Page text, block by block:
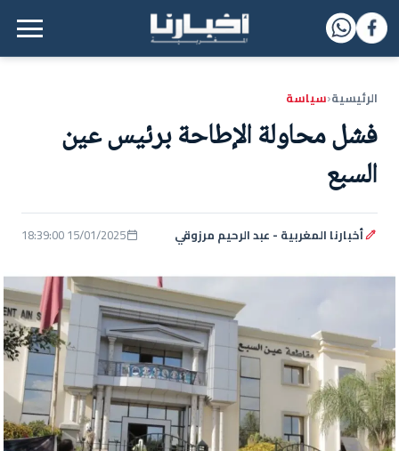
القائمة الرئيسية
الرئيسية‹سياسة
فشل محاولة الإطاحة برئيس عين
السبع
أخبارنا المغربية - عبد الرحيم مرزوقي 15/01/2025 18:39:00